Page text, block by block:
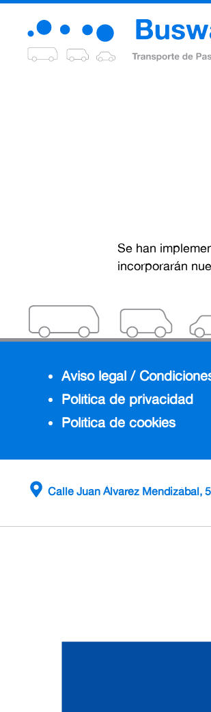
Se han
incorporarán
Aviso legal /
Política de privacidad
Política de cookies
Calle Juan Álvarez Mendizábal,